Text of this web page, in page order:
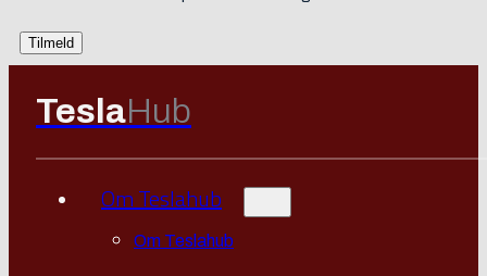
TeslaHub
Om Teslahub
Om Teslahub